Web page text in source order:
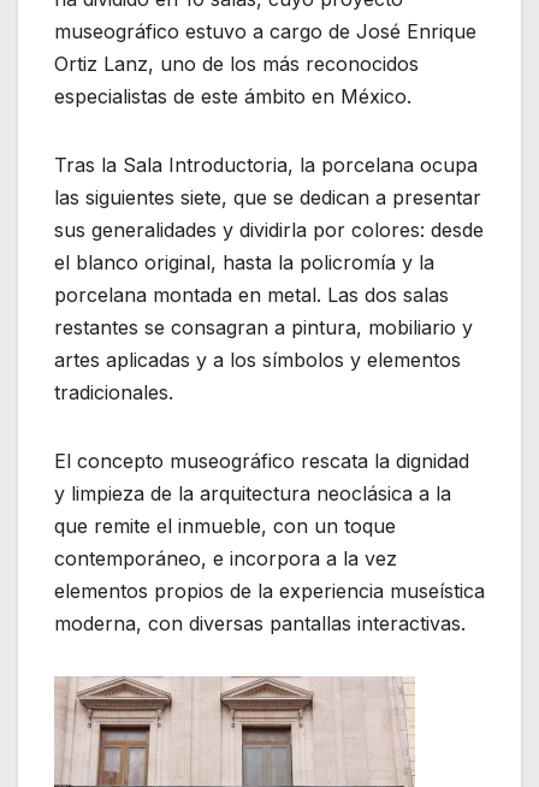
museográfico estuvo a cargo de José Enrique
Ortiz Lanz, uno de los más reconocidos
especialistas de este ámbito en México.
Tras la Sala Introductoria, la porcelana ocupa
las siguientes siete, que se dedican a presentar
sus generalidades y dividirla por colores: desde
el blanco original, hasta la policromía y la
porcelana montada en metal. Las dos salas
restantes se consagran a pintura, mobiliario y
artes aplicadas y a los símbolos y elementos
tradicionales.
El concepto museográfico rescata la dignidad
y limpieza de la arquitectura neoclásica a la
que remite el inmueble, con un toque
contemporáneo, e incorpora a la vez
elementos propios de la experiencia museística
moderna, con diversas pantallas interactivas.